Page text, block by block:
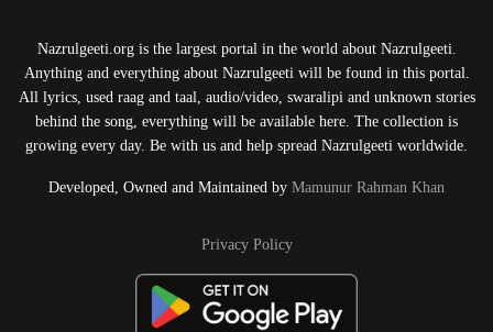
Nazrulgeeti.org is the largest portal in the world about Nazrulgeeti.
Anything and everything about Nazrulgeeti will be found in this portal.
All lyrics, used raag and taal, audio/video, swaralipi and unknown stories
behind the song, everything will be available here. The collection is
growing every day. Be with us and help spread Nazrulgeeti worldwide.
Developed, Owned and Maintained by Mamunur Rahman Khan
Privacy Policy